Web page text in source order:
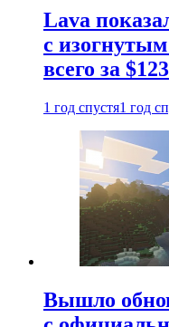
Lava
с
всего за $123
1 год спустя1 год
Вышло